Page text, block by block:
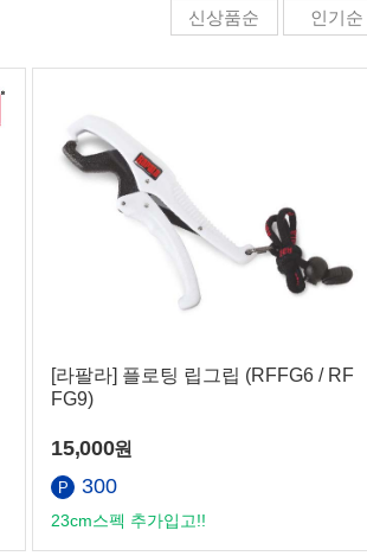
신상품순 인기순
[라팔라] 플로팅 립그립 (RFFG6 / RF
FG9)
15,000원
300
23cm스펙 추가입고!!